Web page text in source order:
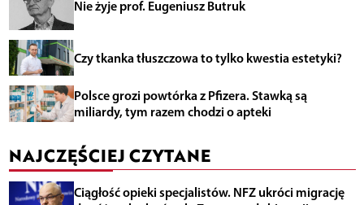
Nie żyje prof. Eugeniusz Butruk
Czy tkanka tłuszczowa to tylko kwestia estetyki?
Polsce grozi powtórka z Pfizera. Stawką są
miliardy, tym razem chodzi o apteki
NAJCZĘŚCIEJ CZYTANE
Ciągłość opieki specjalistów. NFZ ukróci migrację